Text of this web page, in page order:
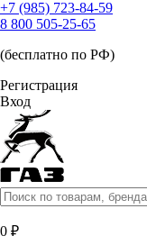
+7 (985) 723-84-59
8 800 505-25-65
(бесплатно по РФ)
Регистрация
Вход
0 ₽